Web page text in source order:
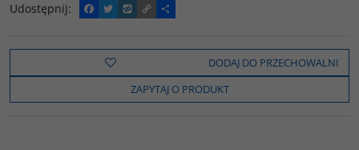
Udostępnij:
F
a
e
o
k
T
w
t
t
e
W
y
o
C
o
y
i
n
k
P
o
z
e
l
s
DODAJ DO PRZECHOWALNI
ZAPYTAJ O PRODUKT